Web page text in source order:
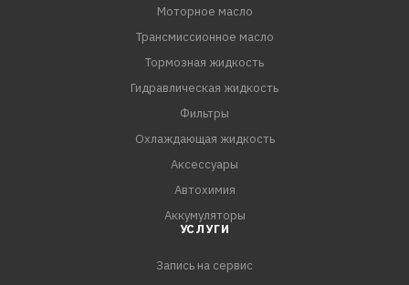
Моторное масло
Трансмиссионное масло
Тормозная жидкость
Гидравлическая жидкость
Фильтры
Охлаждающая жидкость
Аксессуары
Автохимия
Аккумуляторы
УСЛУГИ
Запись на сервис